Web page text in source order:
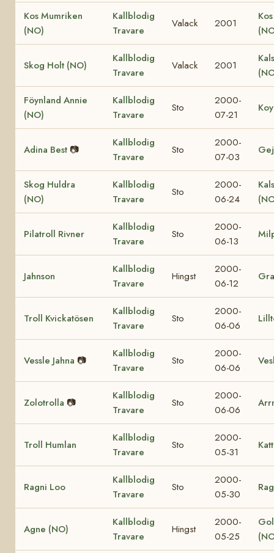
Kos Mumriken
(NO)
Kallblodig
Travare
Valack 2001
Skog Holt (NO)
Kallblodig
Travare
Valack 2001
Föynland Annie
(NO)
Kallblodig
Travare
Sto
2000-
07-21
Adina Best 📷
Kallblodig
Travare
Sto
2000-
07-03
Skog Huldra
(NO)
Kallblodig
Travare
Sto
2000-
06-24
Pilatroll Rivner
Kallblodig
Travare
Sto
2000-
06-13
Jahnson
Kallblodig
Travare
Hingst
2000-
06-12
Troll Kvickatösen
Kallblodig
Travare
Sto
2000-
06-06
Vessle Jahna 📷
Kallblodig
Travare
Sto
2000-
06-06
Zolotrolla 📷
Kallblodig
Travare
Sto
2000-
06-06
Troll Humlan
Kallblodig
Travare
Sto
2000-
05-31
Ragni Loo
Kallblodig
Travare
Sto
2000-
05-30
Agne (NO)
Kallblodig
Travare
Hingst
2000-
05-25